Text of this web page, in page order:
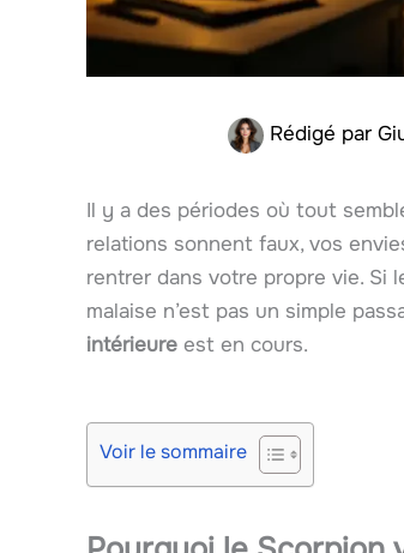
Rédigé par
Il y a des périodes où tout
relations sonnent faux, vos
rentrer dans votre propre vie. Si
malaise n’est pas un simple
intérieure est en cours.
Voir le sommaire